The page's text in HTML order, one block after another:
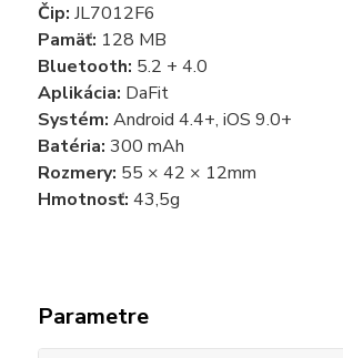
Čip: JL7012F6
Pamäť: 128 MB
Bluetooth: 5.2 + 4.0
Aplikácia: DaFit
Systém: Android 4.4+, iOS 9.0+
Batéria: 300 mAh
Rozmery: 55 × 42 × 12mm
Hmotnosť: 43,5g
Parametre